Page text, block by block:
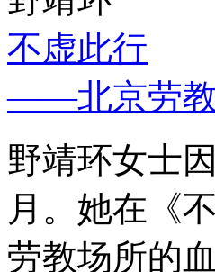
不虚此行
——北京劳教
野靖环女士
月。她在《
劳教场所的